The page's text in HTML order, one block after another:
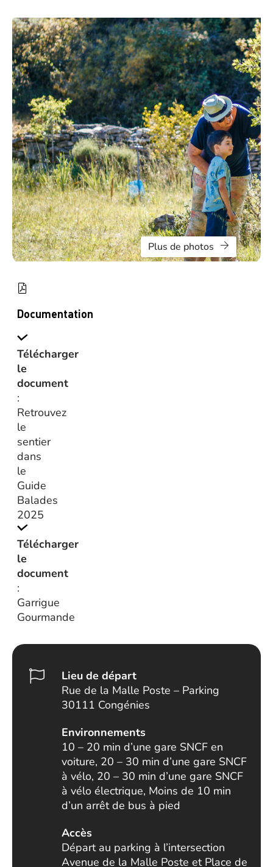
Plus de photos
Documentation
Télécharger
le
document
:
Retrouvez
le
sentier
dans
le
Guide
Balades
2025
Télécharger
le
document
:
Garrigue
Gourmande
Lieu de départ
Rue de la Malle Poste – Parking
30111 Congénies
Environnements
10 – 20 min d’une gare SNCF en
voiture, 20 – 30 min d’une gare SNCF
à vélo, 20 – 30 min d’une gare SNCF
à vélo électrique, Moins de 10 min
d’un arrêt de bus à pied
Accès
Départ au parking à l’intersection
Avenue de la Malle Poste et Place de